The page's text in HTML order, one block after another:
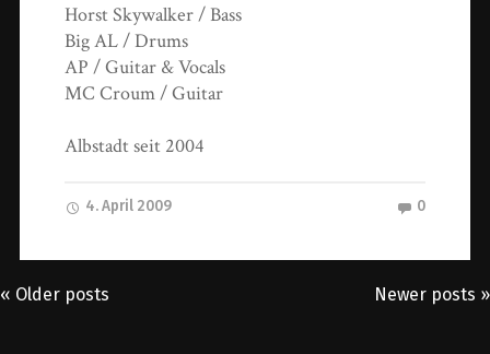
Horst Skywalker / Bass
Big AL / Drums
AP / Guitar & Vocals
MC Croum / Guitar
Albstadt seit 2004
4. April 2009 0
« Older posts Newer posts »